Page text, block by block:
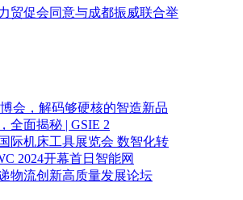
贸促会同意与成都振威联合举
会，解码够硬核的智造新品
全面揭秘 | GSIE 2
际机床工具展览会 数智化转
2024开幕首日智能网
物流创新高质量发展论坛